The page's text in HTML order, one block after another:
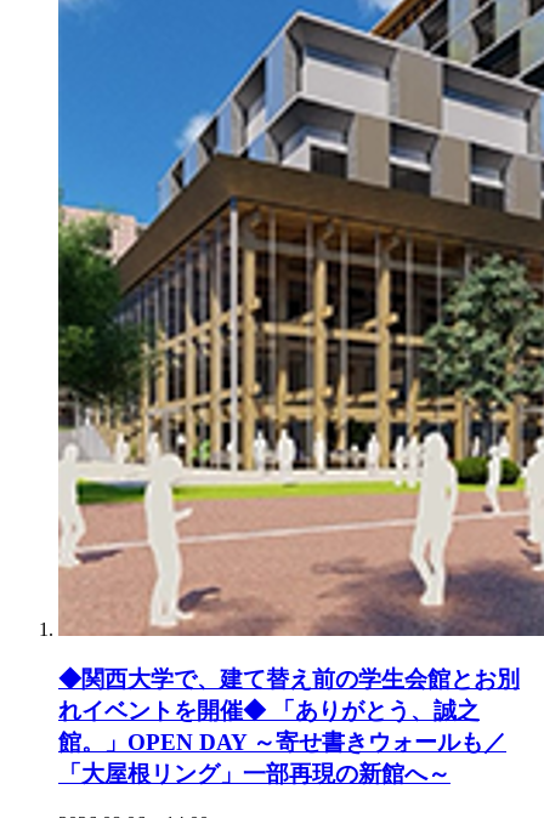
◆関西大学で、建て替え前の学生会館とお別
れイベントを開催◆ 「ありがとう、誠之
館。」OPEN DAY ～寄せ書きウォールも／
「大屋根リング」一部再現の新館へ～